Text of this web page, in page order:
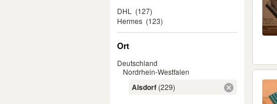
DHL
(127)
Hermes (123)
Ort
Deutschland
Nordrhein-Westfalen
Alsdorf (229)